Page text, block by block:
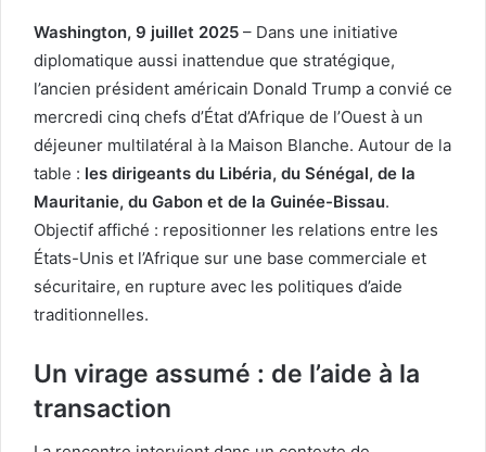
Washington, 9 juillet 2025 – Dans une initiative
diplomatique aussi inattendue que stratégique,
l’ancien président américain Donald Trump a convié ce
mercredi cinq chefs d’État d’Afrique de l’Ouest à un
déjeuner multilatéral à la Maison Blanche. Autour de la
table : les dirigeants du Libéria, du Sénégal, de la
Mauritanie, du Gabon et de la Guinée-Bissau.
Objectif affiché : repositionner les relations entre les
États-Unis et l’Afrique sur une base commerciale et
sécuritaire, en rupture avec les politiques d’aide
traditionnelles.
Un virage assumé : de l’aide à la
transaction